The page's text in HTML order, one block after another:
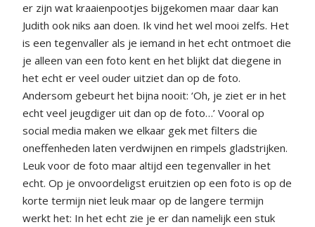
er zijn wat kraaienpootjes bijgekomen maar daar kan
Judith ook niks aan doen. Ik vind het wel mooi zelfs. Het
is een tegenvaller als je iemand in het echt ontmoet die
je alleen van een foto kent en het blijkt dat diegene in
het echt er veel ouder uitziet dan op de foto.
Andersom gebeurt het bijna nooit: ‘Oh, je ziet er in het
echt veel jeugdiger uit dan op de foto…’ Vooral op
social media maken we elkaar gek met filters die
oneffenheden laten verdwijnen en rimpels gladstrijken.
Leuk voor de foto maar altijd een tegenvaller in het
echt. Op je onvoordeligst eruitzien op een foto is op de
korte termijn niet leuk maar op de langere termijn
werkt het: In het echt zie je er dan namelijk een stuk